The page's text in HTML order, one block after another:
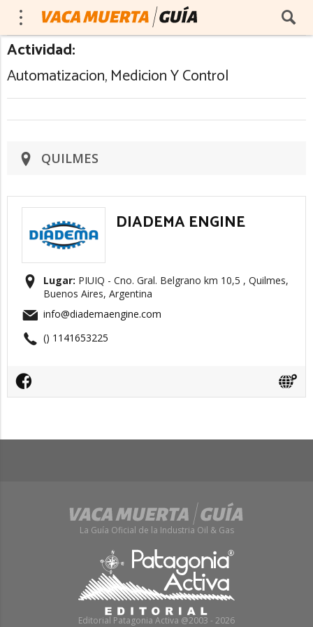
Actividad:
Automatizacion, Medicion Y Control
QUILMES
DIADEMA ENGINE
Lugar: PIUIQ - Cno. Gral. Belgrano km 10,5 , Quilmes,
Buenos Aires, Argentina
info@diademaengine.com
() 1141653225
La Guía Oficial de la Industria Oil & Gas
Editorial Patagonia Activa @2003 - 2026